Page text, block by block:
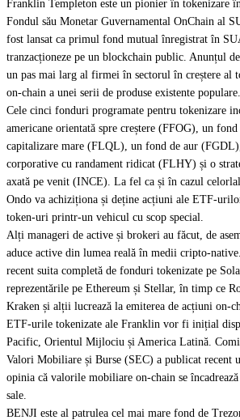
Franklin Templeton este un pionier în tokenizare
Fondul său Monetar Guvernamental OnChain al
fost lansat ca primul fond mutual înregistrat în
tranzacționeze pe un blockchain public. Anunțul
un pas mai larg al firmei în sectorul în creștere al
on-chain a unei serii de produse existente populare.
Cele cinci fonduri programate pentru tokenizare
americane orientată spre creștere (FFOG), un
capitalizare mare (FLQL), un fond de aur
corporative cu randament ridicat (FLHY) și o
axată pe venit (INCE). La fel ca și în cazul
Ondo va achiziționa și deține acțiuni ale ETF-
token-uri printr-un vehicul cu scop special.
Alți manageri de active și brokeri au făcut, de
aduce active din lumea reală în medii cripto-
recent suita completă de fonduri tokenizate pe
reprezentările pe Ethereum și Stellar, în timp ce
Kraken și alții lucrează la emiterea de acțiuni on-
ETF-urile tokenizate ale Franklin vor fi inițial
Pacific, Orientul Mijlociu și America Latină.
Valori Mobiliare și Burse (SEC) a publicat recent
opinia că valorile mobiliare on-chain se
sale.
BENJI este al patrulea cel mai mare fond de